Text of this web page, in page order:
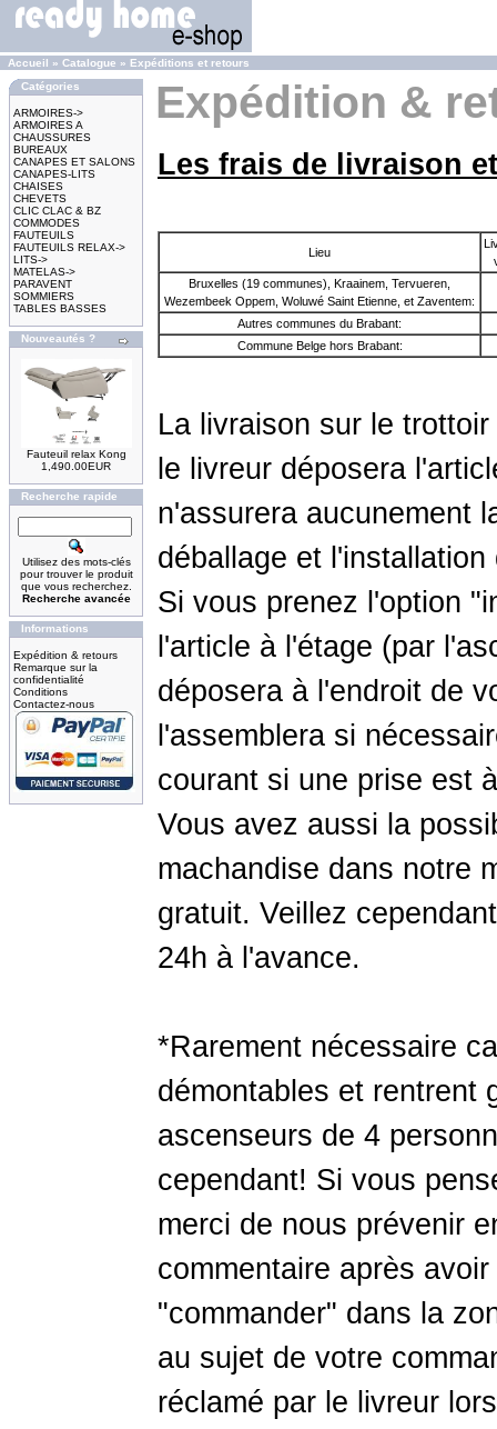
Accueil » Catalogue » Expéditions et retours
Catégories
ARMOIRES->
ARMOIRES A
CHAUSSURES
BUREAUX
CANAPES ET SALONS
CANAPES-LITS
CHAISES
CHEVETS
CLIC CLAC & BZ
COMMODES
FAUTEUILS
FAUTEUILS RELAX->
LITS->
MATELAS->
PARAVENT
SOMMIERS
TABLES BASSES
Nouveautés ?
Fauteuil relax Kong
1,490.00EUR
Recherche rapide
Utilisez des mots-clés
pour trouver le produit
que vous recherchez.
Recherche avancée
Informations
Expédition & retours
Remarque sur la
confidentialité
Conditions
Contactez-nous
Expédition &
Les frais de livraison
Lieu
Bruxelles (19 communes), Kraainem, Tervueren,
Wezembeek Oppem, Woluwé Saint Etienne, et Zaventem:
Autres communes du Brabant:
Commune Belge hors Brabant:
La livraison sur le
le livreur déposera
n'assurera aucunement
déballage et
Si vous prenez l'option
l'article à l'étage (par
déposera à l'endroit de
l'assemblera si
courant si une prise est
Vous avez aussi la
machandise dans notre
gratuit. Veillez
24h à l'avance.
*Rarement nécessaire
démontables et rentrent
ascenseurs de 4
cependant! Si vous
merci de nous prévenir
commentaire après
"commander" dans la
au sujet de votre
réclamé par le livreur